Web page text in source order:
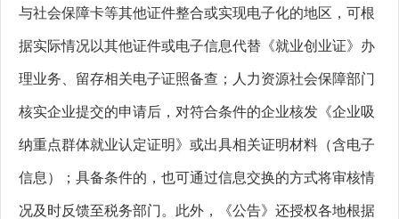
与社会保障卡等其他证件整合或实现电子化的地区，可根
据实际情况以其他证件或电子信息代替《就业创业证》办
理业务、留存相关电子证照备查；人力资源社会保障部门
核实企业提交的申请后，对符合条件的企业核发《企业吸
纳重点群体就业认定证明》或出具相关证明材料（含电子
信息）；具备条件的，也可通过信息交换的方式将审核情
况及时反馈至税务部门。此外，《公告》还授权各地根据